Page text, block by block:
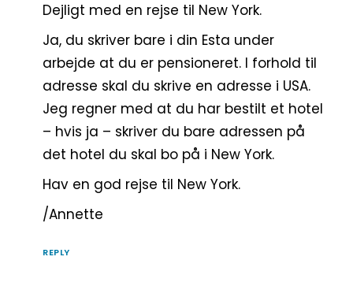
Dejligt med en rejse til New York.
Ja, du skriver bare i din Esta under
arbejde at du er pensioneret. I forhold til
adresse skal du skrive en adresse i USA.
Jeg regner med at du har bestilt et hotel
– hvis ja – skriver du bare adressen på
det hotel du skal bo på i New York.
Hav en god rejse til New York.
/Annette
REPLY